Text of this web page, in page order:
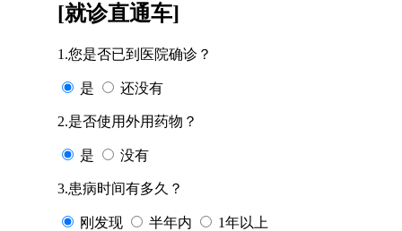
[就诊直通车]
1.您是否已到医院确诊？
是 还没有
2.是否使用外用药物？
是 没有
3.患病时间有多久？
刚发现 半年内 1年以上